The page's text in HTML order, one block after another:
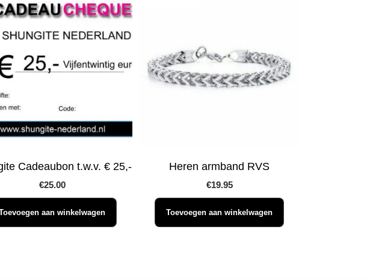
Cadeaubon t.w.v. € 25,-
€25.00
aan winkelwagen
Heren armband RVS
€19.95
Toevoegen aan winkelwagen